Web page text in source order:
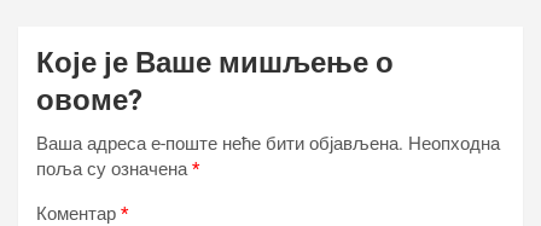
Које је Ваше мишљење о
овоме?
Ваша адреса е-поште неће бити објављена. Неопходна
поља су означена*
Коментар *